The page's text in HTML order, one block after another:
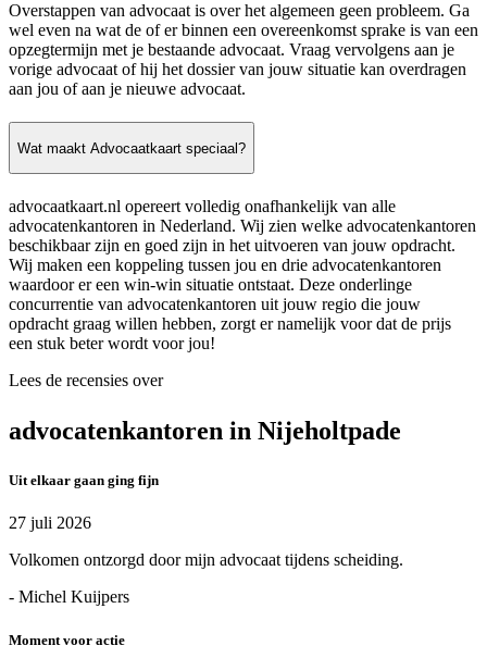
Overstappen van advocaat is over het algemeen geen probleem. Ga
wel even na wat de of er binnen een overeenkomst sprake is van een
opzegtermijn met je bestaande advocaat. Vraag vervolgens aan je
vorige advocaat of hij het dossier van jouw situatie kan overdragen
aan jou of aan je nieuwe advocaat.
Wat maakt Advocaatkaart speciaal?
advocaatkaart.nl opereert volledig onafhankelijk van alle
advocatenkantoren in Nederland. Wij zien welke advocatenkantoren
beschikbaar zijn en goed zijn in het uitvoeren van jouw opdracht.
Wij maken een koppeling tussen jou en drie advocatenkantoren
waardoor er een win-win situatie ontstaat. Deze onderlinge
concurrentie van advocatenkantoren uit jouw regio die jouw
opdracht graag willen hebben, zorgt er namelijk voor dat de prijs
een stuk beter wordt voor jou!
Lees de recensies over
advocatenkantoren in Nijeholtpade
Uit elkaar gaan ging fijn
27 juli 2026
Volkomen ontzorgd door mijn advocaat tijdens scheiding.
- Michel Kuijpers
Moment voor actie